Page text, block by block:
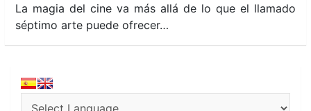
La magia del cine va más allá de lo que el llamado
séptimo arte puede ofrecer…